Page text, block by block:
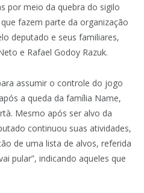
por meio da quebra do sigilo
fazem parte da organização
deputado e seus familiares,
e Rafael Godoy Razuk.
assumir o controle do jogo
a queda da família Name,
Mesmo após ser alvo da
continuou suas atividades,
de uma lista de alvos, referida
pular”, indicando aqueles que